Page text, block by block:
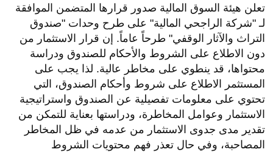
تعلن هيئة السوق المالية صدور قرارها المتضمن الموافقة
لـ "شركة الراجحي المالية" على طرح وحدات "صندوق
التراث والآثار الوقفي" طرحاً عاماً. إن قرار الاستثمار من
دون الاطلاع على الشروط والأحكام للصندوق ودراسة
محتواها، قد ينطوي على مخاطر عالية. لذا يجب على
المستثمر الاطلاع على شروط وأحكام الصندوق، التي
تحتوي على معلومات تفصيلية عن الصندوق واستراتيجية
الاستثمار وعوامل المخاطرة، ودراستها بعناية للتمكن من
تقدير مدى جدوى الاستثمار من عدمه في ظل المخاطر
المصاحبة، وفي حال تعذر فهم محتويات الشروط